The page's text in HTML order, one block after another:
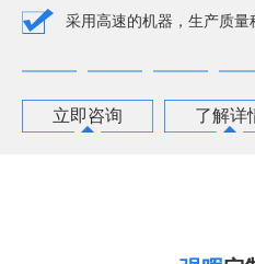
采用高速的机器，生产质量
立即咨询 了解详